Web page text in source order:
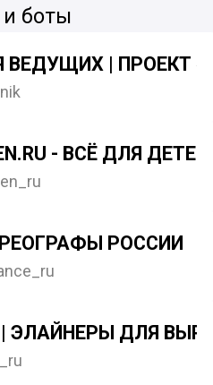
боты
ВЕДУЩИХ | ПРОЕКТ
- ВСЁ ДЛЯ
РОССИИ
| ЭЛАЙНЕРЫ ДЛЯ